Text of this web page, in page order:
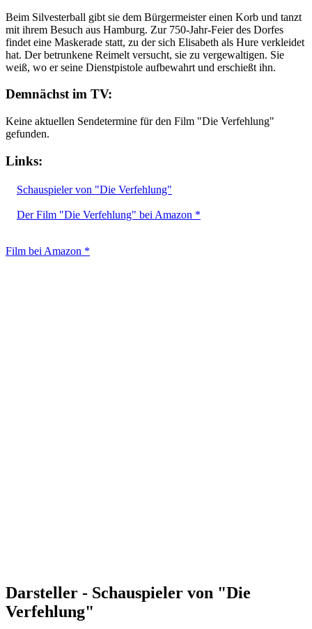
Beim Silvesterball gibt sie dem Bürgermeister einen Korb und tanzt
mit ihrem Besuch aus Hamburg. Zur 750-Jahr-Feier des Dorfes
findet eine Maskerade statt, zu der sich Elisabeth als Hure verkleidet
hat. Der betrunkene Reimelt versucht, sie zu vergewaltigen. Sie
weiß, wo er seine Dienstpistole aufbewahrt und erschießt ihn.
Demnächst im TV:
Keine aktuellen Sendetermine für den Film "Die Verfehlung"
gefunden.
Links:
Schauspieler von "Die Verfehlung"
Der Film "Die Verfehlung" bei Amazon *
Film bei Amazon *
Darsteller - Schauspieler von "Die
Verfehlung"